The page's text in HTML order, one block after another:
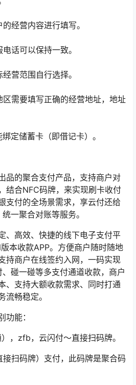
经营内容进行填写。
话可以保持一致。
营范围自行选择。
区需要填写正确的经营地址，地址
定储蓄卡（即借记卡）。
品的聚合支付产品，支持商户对
结合NFC码牌，来实现刷卡收付
支付的全场景需求，享云付还给
一聚合对账等服务。
、高效、快捷的线下电子支付平
本收款APP。方便商户随时随地
持商户在线签约入网，一码实现
碰一碰等多支付通道收款，商户
、支持大额收款需求、同时打通
流畅稳定。
能：
，zfb，云闪付～直接扫码牌。
扫码牌）支付，此码牌是聚合码